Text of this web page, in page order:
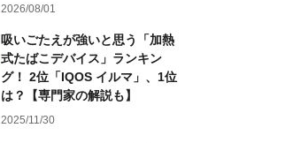
2026/08/01
吸いごたえが強いと思う「加熱
式たばこデバイス」ランキン
グ！ 2位「IQOS イルマ」、1位
は？【専門家の解説も】
2025/11/30